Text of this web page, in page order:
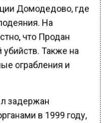
Домодедово, где
На
что Продан
Также на
ограбления и
задержан
в 1999 году,